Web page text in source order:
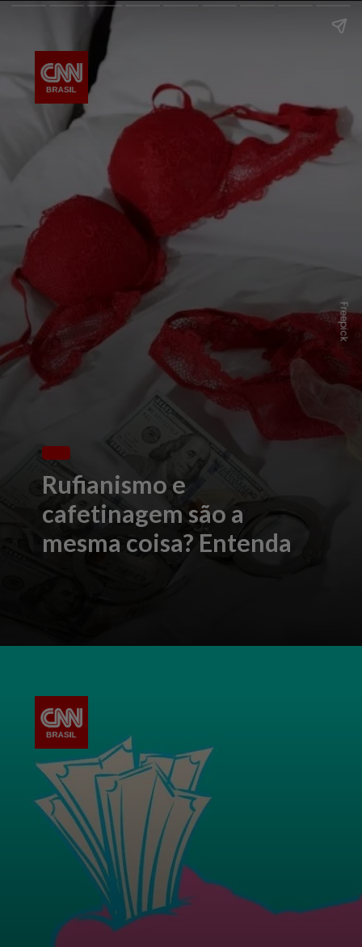
Rufianismo e
cafetinagem são a
mesma coisa? Entenda
Freepick